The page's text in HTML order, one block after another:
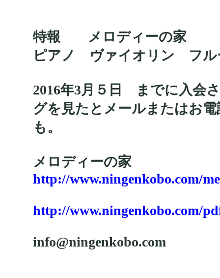
特報 メロディーの家
ピアノ ヴァイオリン フ
2016年3月５日 までに入
グを見たとメールまたはお
も。
メロディーの家
http://www.ningenkobo.com/
http://www.ningenkobo.com/
info@ningenkobo.com